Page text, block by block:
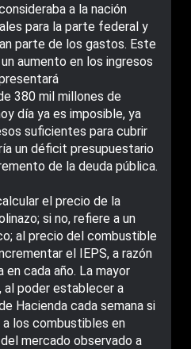
a la nación
para la parte federal y
parte de los gastos. Este
aumento en los ingresos
380 mil millones de
día ya es imposible, ya
suficientes para cubrir
un déficit presupuestario
de la deuda pública.
el precio de la
si no, refiere a un
al precio del combustible
el IEPS, a razón
en cada año. La mayor
al poder establecer a
Hacienda cada semana si
los combustibles en
mercado observado a